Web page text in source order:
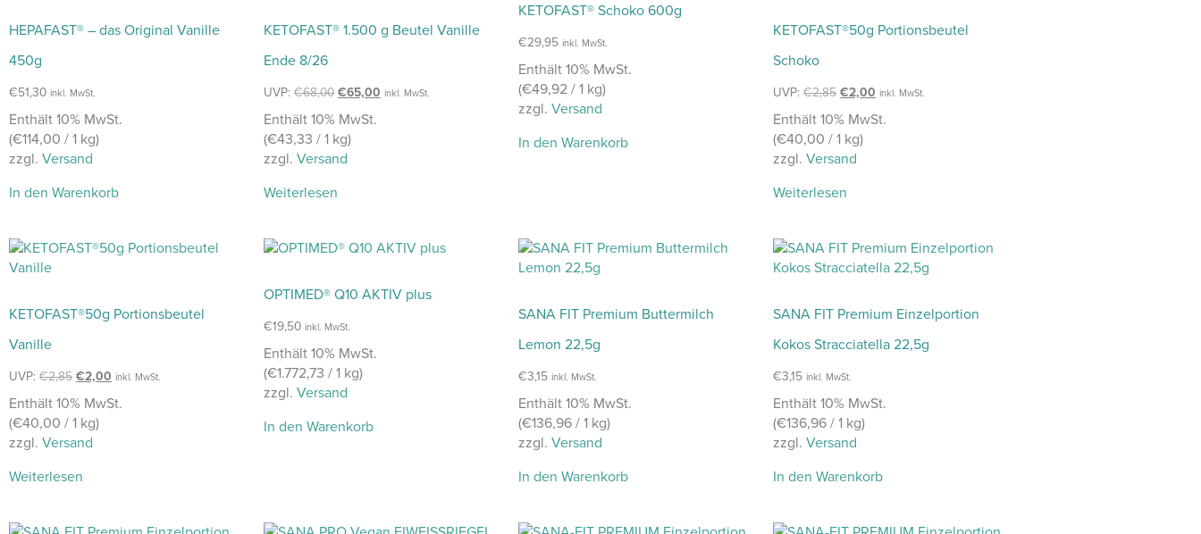
HEPAFAST® – das Original Vanille
450g
€51,30 inkl. MwSt.
Enthält 10% MwSt.
(€114,00 / 1 kg)
zzgl. Versand
In den Warenkorb
KETOFAST® 1.500 g Beutel Vanille
Ende 8/26
UVP: €68,00 €65,00 inkl. MwSt.
Enthält 10% MwSt.
(€43,33 / 1 kg)
zzgl. Versand
Weiterlesen
KETOFAST® Schoko 600g
€29,95 inkl. MwSt.
Enthält 10% MwSt.
(€49,92 / 1 kg)
zzgl. Versand
In den Warenkorb
KETOFAST®50g Portionsbeutel
Schoko
UVP: €2,85 €2,00 inkl. MwSt.
Enthält 10% MwSt.
(€40,00 / 1 kg)
zzgl. Versand
Weiterlesen
KETOFAST®50g Portionsbeutel
Vanille
UVP: €2,85 €2,00 inkl. MwSt.
Enthält 10% MwSt.
(€40,00 / 1 kg)
zzgl. Versand
Weiterlesen
OPTIMED® Q10 AKTIV plus
€19,50 inkl. MwSt.
Enthält 10% MwSt.
(€1.772,73 / 1 kg)
zzgl. Versand
In den Warenkorb
SANA FIT Premium Buttermilch
Lemon 22,5g
€3,15 inkl. MwSt.
Enthält 10% MwSt.
(€136,96 / 1 kg)
zzgl. Versand
In den Warenkorb
SANA FIT Premium Einzelportion
Kokos Stracciatella 22,5g
€3,15 inkl. MwSt.
Enthält 10% MwSt.
(€136,96 / 1 kg)
zzgl. Versand
In den Warenkorb